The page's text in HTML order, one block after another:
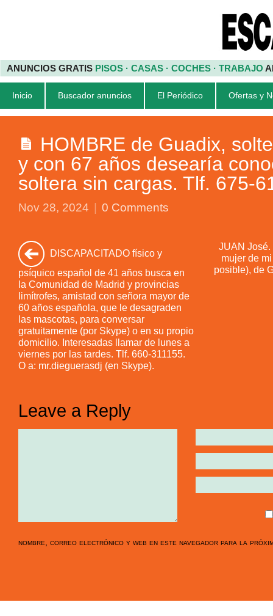
ANUNCIOS GRATIS PISOS · CASAS · COCHES · TRABAJO
Inicio Buscador anuncios El Periódico Ofertas y
HOMBRE de Guadix,
y con 67 años desearía
soltera sin cargas. Tlf. 675-
Nov 28, 2024 0 Comments
DISCAPACITADO físico y
psíquico español de 41 años busca en
la Comunidad de Madrid y provincias
limítrofes, amistad con señora mayor de
60 años española, que le desagraden
las mascotas, para conversar
gratuitamente (por Skype) o en su propio
domicilio. Interesadas llamar de lunes a
viernes por las tardes. Tlf. 660-311155.
O a: mr.dieguerasdj (en Skype).
JUAN José.
mujer de
posible), de
Leave a Reply
nombre, correo electrónico y web en este navegador para la